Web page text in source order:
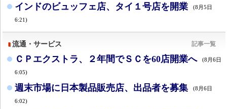
インドのビュッフェ店、タイ１号店を開業 (8月5日
6:21)
流通・サービス 記事一覧
ＣＰエクストラ、２年間でＳＣを60店開業へ (8月6日
6:05)
週末市場に日本製品販売店、出品者を募集 (8月6日
6:02)